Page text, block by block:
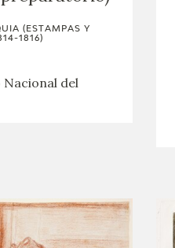
(ESTAMPAS Y
1816)
Nacional del